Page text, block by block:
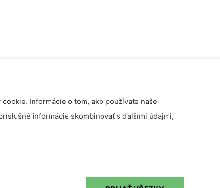
Informácie o tom, ako používate naše
informácie skombinovať s ďalšími údajmi,